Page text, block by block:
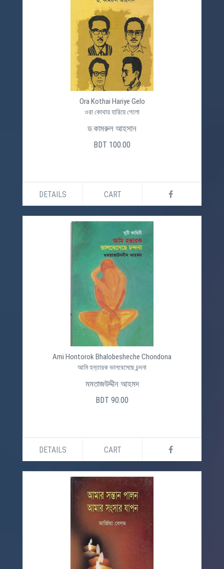
Ora Kothai Hariye Gelo
ওরা কোথায় হারিয়ে গেলো
ড.কামরুল আহসান
BDT 100.00
DETAILS CART
Ami Hontorok Bhalobesheche Chondona
আমি হন্তারক ভালবেসেছে চন্দনা
মমতাজউদ্দীন আহমদ
BDT 90.00
DETAILS CART